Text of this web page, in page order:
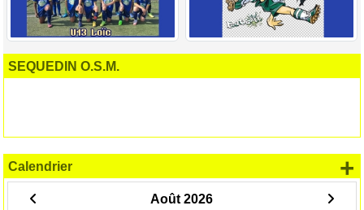
SEQUEDIN O.S.M.
Calendrier
Août 2026
+